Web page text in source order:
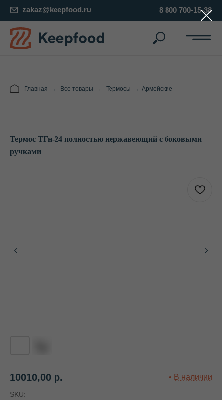
zakaz@keepfood.ru
Главная → Все товары → Термосы → Армейские
Термос ТГн-24 полностью нержавеющий с боковыми
ручками
10010,00 р.
SKU: